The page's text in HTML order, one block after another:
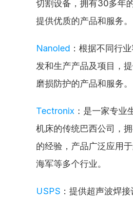
切割设备，拥有30多年
提供优质的产品和服务。
Nanoled ：根据不同行
发和生产产品及项目，
磨损防护的产品和服务。
Tectronix ：是一家专业
机床的传统巴西公司，
的经验，产品广泛应用于
海军等多个行业。
USPS ：提供超声波焊